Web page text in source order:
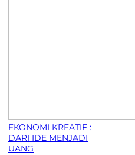
EKONOMI KREATIF :
DARI IDE MENJADI
UANG